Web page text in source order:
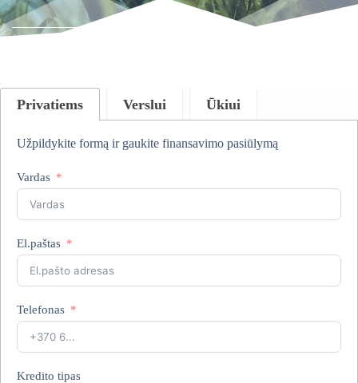
Privatiems Verslui Ūkiui
Užpildykite formą ir gaukite finansavimo pasiūlymą
Vardas
El.paštas
Telefonas
Kredito tipas